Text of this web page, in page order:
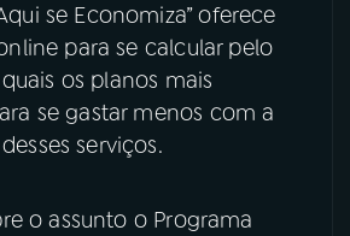
MÚSICA
se Economiza” oferece
para se calcular pelo
os planos mais
se gastar menos com a
serviços.
o assunto o Programa